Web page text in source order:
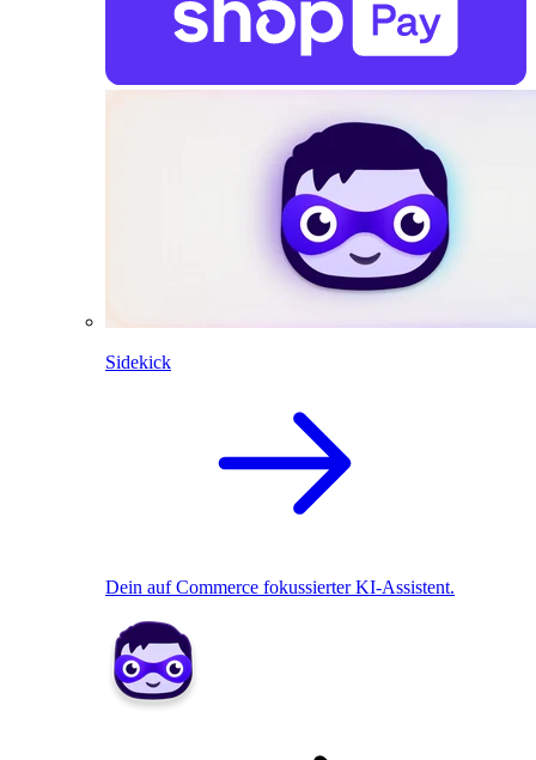
Sidekick
Dein auf Commerce fokussierter KI-Assistent.